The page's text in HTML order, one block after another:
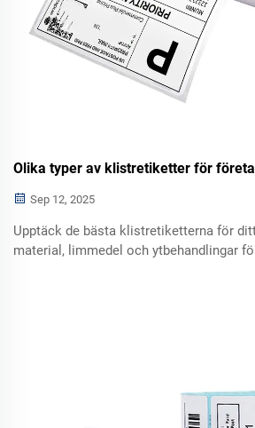
Olika typer av klistretiketter för
Sep 12, 2025
Upptäck de bästa klistretiketterna för
material, limmedel och ytbehandlingar